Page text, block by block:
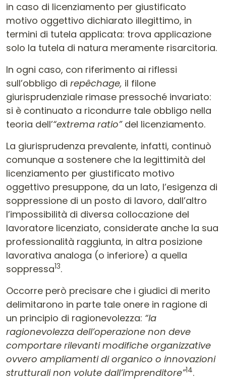
in caso di licenziamento per giustificato
motivo oggettivo dichiarato illegittimo, in
termini di tutela applicata: trova applicazione
solo la tutela di natura meramente risarcitoria.
In ogni caso, con riferimento ai riflessi
sull’obbligo di repêchage, il filone
giurisprudenziale rimase pressoché invariato:
si è continuato a ricondurre tale obbligo nella
teoria dell’“extrema ratio”del licenziamento.
La giurisprudenza prevalente, infatti, continuò
comunque a sostenere che la legittimità del
licenziamento per giustificato motivo
oggettivo presuppone, da un lato, l’esigenza di
soppressione di un posto di lavoro, dall’altro
l’impossibilità di diversa collocazione del
lavoratore licenziato, considerate anche la sua
professionalità raggiunta, in altra posizione
lavorativa analoga (o inferiore) a quella
soppressa13.
Occorre però precisare che i giudici di merito
delimitarono in parte tale onere in ragione di
un principio di ragionevolezza: “la
ragionevolezza dell’operazione non deve
comportare rilevanti modifiche organizzative
ovvero ampliamenti di organico o innovazioni
strutturali non volute dall’imprenditore”14.